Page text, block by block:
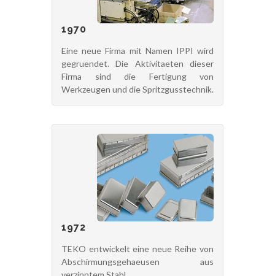
1970
Eine neue Firma mit Namen IPPI wird
gegruendet. Die Aktivitaeten dieser
Firma sind die Fertigung von
Werkzeugen und die Spritzgusstechnik.
1972
TEKO entwickelt eine neue Reihe von
Abschirmungsgehaeusen aus